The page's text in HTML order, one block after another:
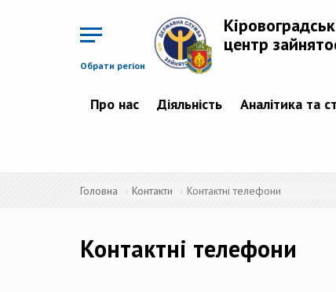
Обрати регіон
центр
Про нас Діяльність Аналітика та
Головна Контакти Контактні телефони
Контактні телефони